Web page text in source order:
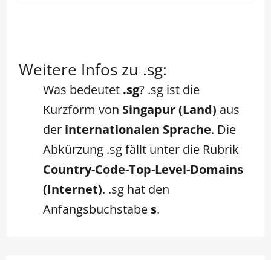
Weitere Infos zu .sg:
Was bedeutet .sg? .sg ist die
Kurzform von Singapur (Land) aus
der internationalen Sprache. Die
Abkürzung .sg fällt unter die Rubrik
Country-Code-Top-Level-Domains
(Internet). .sg hat den
Anfangsbuchstabe s.